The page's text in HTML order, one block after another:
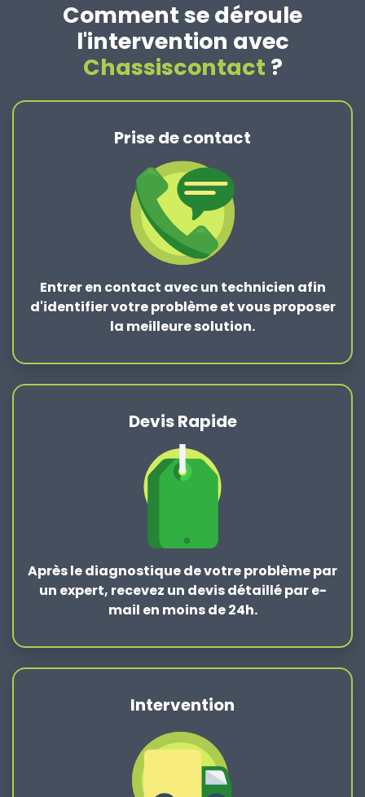
Comment se déroule
l'intervention avec
Chassiscontact ?
Prise de contact
Entrer en contact avec un technicien afin
d'identifier votre problème et vous proposer
la meilleure solution.
Devis Rapide
Après lediagnostique de votre problèmepar
un expert, recevez un devis détaillé par e-
mail en moins de 24h.
Intervention